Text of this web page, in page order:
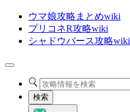
ウマ娘攻略まとめwiki
プリコネR攻略wiki
シャドウバース攻略wiki
検索